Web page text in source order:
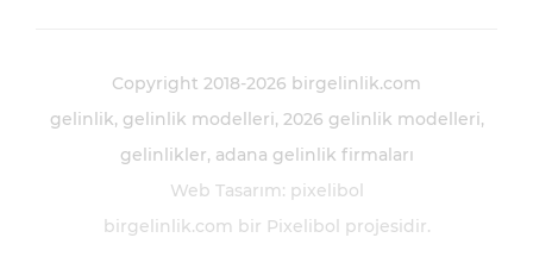
Copyright 2018-2026 birgelinlik.com
gelinlik gelinlik modelleri 2026 gelinlik modelleri
gelinlikler adana gelinlik firmaları
Web Tasarım: pixelibol
birgelinlik.com bir Pixelibol projesidir.